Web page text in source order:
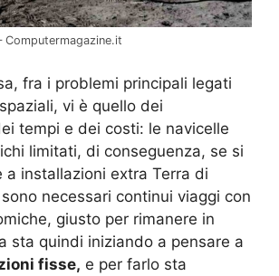
fra i problemi principali legati
vi è quello dei
tempi e dei costi: le navicelle
limitati, di conseguenza, se si
a installazioni extra Terra di
necessari continui viaggi con
giusto per rimanere in
sta quindi iniziando a pensare a
fisse, e per farlo sta